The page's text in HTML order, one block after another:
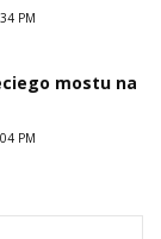
PM
mostu na
PM